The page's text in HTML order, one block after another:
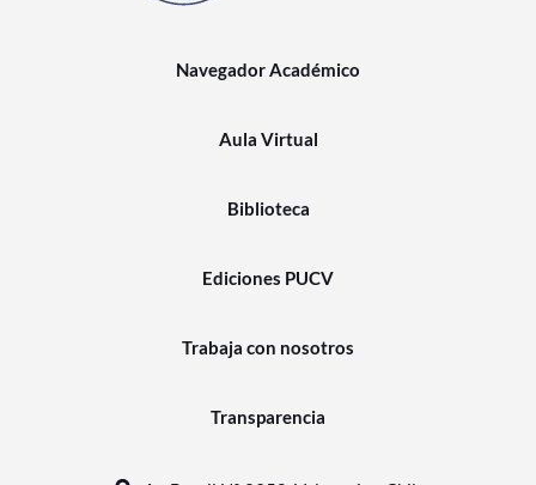
Navegador Académico
Aula Virtual
Biblioteca
Ediciones PUCV
Trabaja con nosotros
Transparencia